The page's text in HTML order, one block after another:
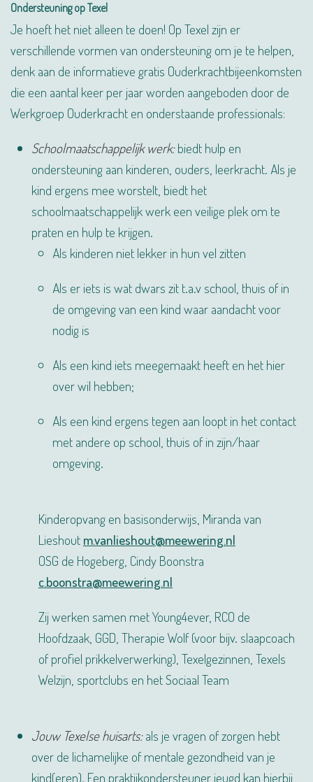
Ondersteuning op Texel
Je hoeft het niet alleen te doen! Op Texel zijn er
verschillende vormen van ondersteuning om je te helpen,
denk aan de informatieve gratis Ouderkrachtbijeenkomsten
die een aantal keer per jaar worden aangeboden door de
Werkgroep Ouderkracht en onderstaande professionals:
Schoolmaatschappelijk werk:biedt hulp en
ondersteuning aan kinderen, ouders, leerkracht. Als je
kind ergens mee worstelt, biedt het
schoolmaatschappelijk werk een veilige plek om te
praten en hulp te krijgen.
Als kinderen niet lekker in hun vel zitten
Als er iets is wat dwars zit t.a.v school, thuis of in
de omgeving van een kind waar aandacht voor
nodig is
Als een kind iets meegemaakt heeft en het hier
over wil hebben;
Als een kind ergens tegen aan loopt in het contact
met andere op school, thuis of in zijn/haar
omgeving.
Kinderopvang en basisonderwijs, Miranda van
Lieshout m.vanlieshout@meewering.nl
OSG de Hogeberg, Cindy Boonstra
c.boonstra@meewering.nl
Zij werken samen met Young4ever, RCO de
Hoofdzaak, GGD, Therapie Wolf (voor bijv. slaapcoach
of profiel prikkelverwerking), Texelgezinnen, Texels
Welzijn, sportclubs en het Sociaal Team
Jouw Texelse huisarts:als je vragen of zorgen hebt
over de lichamelijke of mentale gezondheid van je
kind(eren). Een praktijkondersteuner jeugd kan hierbij